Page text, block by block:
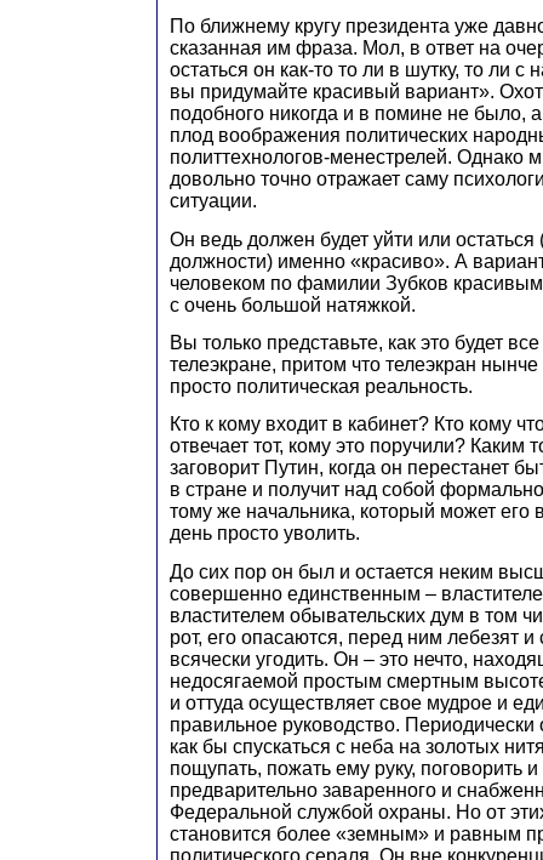
По ближнему кругу президента уже
сказанная им фраза. Мол, в ответ на
остаться он как-то то ли в шутку, то ли с
вы придумайте красивый вариант».
подобного никогда и в помине не было,
плод воображения политических
политтехнологов-менестрелей. Однако
довольно точно отражает саму
ситуации.
Он ведь должен будет уйти или остаться
должности) именно «красиво». А
человеком по фамилии Зубков
с очень большой натяжкой.
Вы только представьте, как это будет
телеэкране, притом что телеэкран
просто политическая реальность.
Кто к кому входит в кабинет? Кто кому
отвечает тот, кому это поручили? Каким
заговорит Путин, когда он перестанет
в стране и получит над собой
тому же начальника, который может его
день просто уволить.
До сих пор он был и остается неким
совершенно единственным –
властителем обывательских дум в том
рот, его опасаются, перед ним лебезят
всячески угодить. Он – это нечто,
недосягаемой простым смертным
и оттуда осуществляет свое мудрое и
правильное руководство. Периодически
как бы спускаться с неба на золотых
пощупать, пожать ему руку, поговорить
предварительно заваренного и
Федеральной службой охраны. Но от
становится более «земным» и равным
политического сераля. Он вне